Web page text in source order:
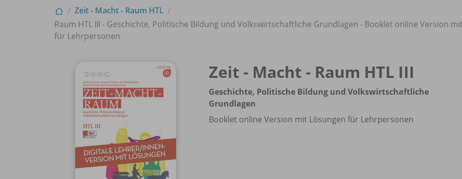
Zeit - Macht - Raum HTL
Raum HTL III - Geschichte, Politische Bildung und Volkswirtschaftliche Grundlagen - Booklet online Version
für Lehrpersonen
Zeit - Macht - Raum HTL III
Geschichte, Politische Bildung und Volkswirtschaftliche
Grundlagen
Booklet online Version mit Lösungen für Lehrpersonen